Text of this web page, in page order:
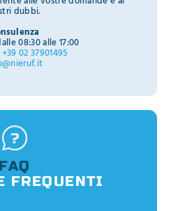
dubbi.
08:30 alle 17:00
+39 02 37901495
FAQ
FREQUENTI